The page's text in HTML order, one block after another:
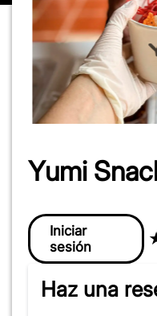
Yumi
Iniciar
sesión
Haz una